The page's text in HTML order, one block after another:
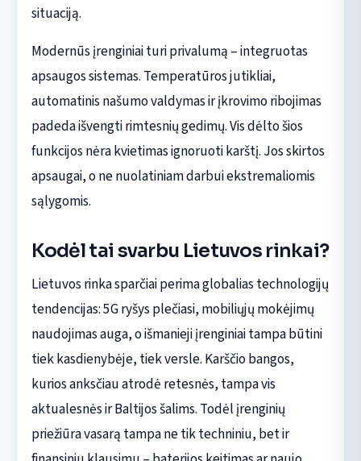
situaciją.
Modernūs įrenginiai turi privalumą – integruotas
apsaugos sistemas. Temperatūros jutikliai,
automatinis našumo valdymas ir įkrovimo ribojimas
padeda išvengti rimtesnių gedimų. Vis dėlto šios
funkcijos nėra kvietimas ignoruoti karštį. Jos skirtos
apsaugai, o ne nuolatiniam darbui ekstremaliomis
sąlygomis.
Kodėl tai svarbu Lietuvos rinkai?
Lietuvos rinka sparčiai perima globalias technologijų
tendencijas: 5G ryšys plečiasi, mobiliųjų mokėjimų
naudojimas auga, o išmanieji įrenginiai tampa būtini
tiek kasdienybėje, tiek versle. Karščio bangos,
kurios anksčiau atrodė retesnės, tampa vis
aktualesnės ir Baltijos šalims. Todėl įrenginių
priežiūra vasarą tampa ne tik techniniu, bet ir